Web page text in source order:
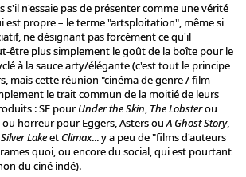
s'il n'essaie pas de présenter comme une vérité
est propre – le terme "artsploitation", même si
ne désignant pas forcément ce qu'il
être plus simplement le goût de la boîte pour le
à la sauce arty/élégante (c'est tout le principe
mais cette réunion "cinéma de genre / film
le trait commun de la moitié de leurs
: SF pourUnder the Skin, The Lobsterou
horreur pour Eggers, Asters ouA Ghost Story,
Lakeet Climax... y a peu de "films d'auteurs
quoi, ou encore du social, qui est pourtant
du ciné indé).